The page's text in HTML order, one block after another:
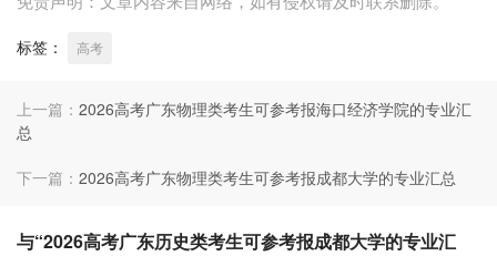
标签： 高考
上一篇： 2026高考广东物理类考生可参考报海口经济学院的专业汇
总
下一篇： 2026高考广东物理类考生可参考报成都大学的专业汇总
与“2026高考广东历史类考生可参考报成都大学的专业汇